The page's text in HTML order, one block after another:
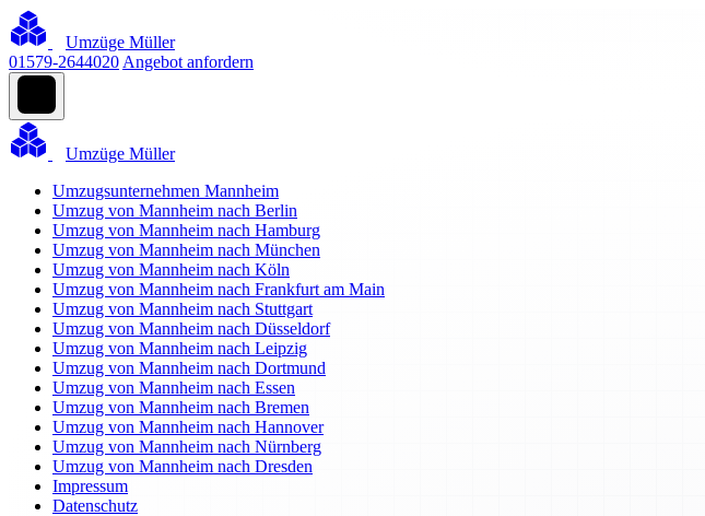
Umzüge Müller
01579-2644020 Angebot anfordern
Umzüge Müller
Umzugsunternehmen Mannheim
Umzug von Mannheim nach Berlin
Umzug von Mannheim nach Hamburg
Umzug von Mannheim nach München
Umzug von Mannheim nach Köln
Umzug von Mannheim nach Frankfurt am Main
Umzug von Mannheim nach Stuttgart
Umzug von Mannheim nach Düsseldorf
Umzug von Mannheim nach Leipzig
Umzug von Mannheim nach Dortmund
Umzug von Mannheim nach Essen
Umzug von Mannheim nach Bremen
Umzug von Mannheim nach Hannover
Umzug von Mannheim nach Nürnberg
Umzug von Mannheim nach Dresden
Impressum
Datenschutz